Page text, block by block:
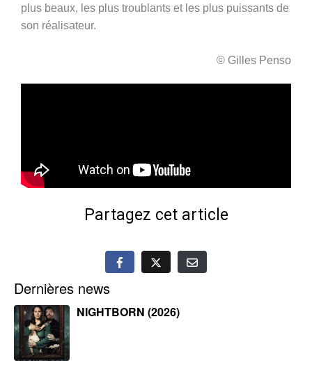
plus beaux, les plus troublants et les plus puissants de
son réalisateur.
© Gilles Penso
Partagez cet article
Dernières news
NIGHTBORN (2026)